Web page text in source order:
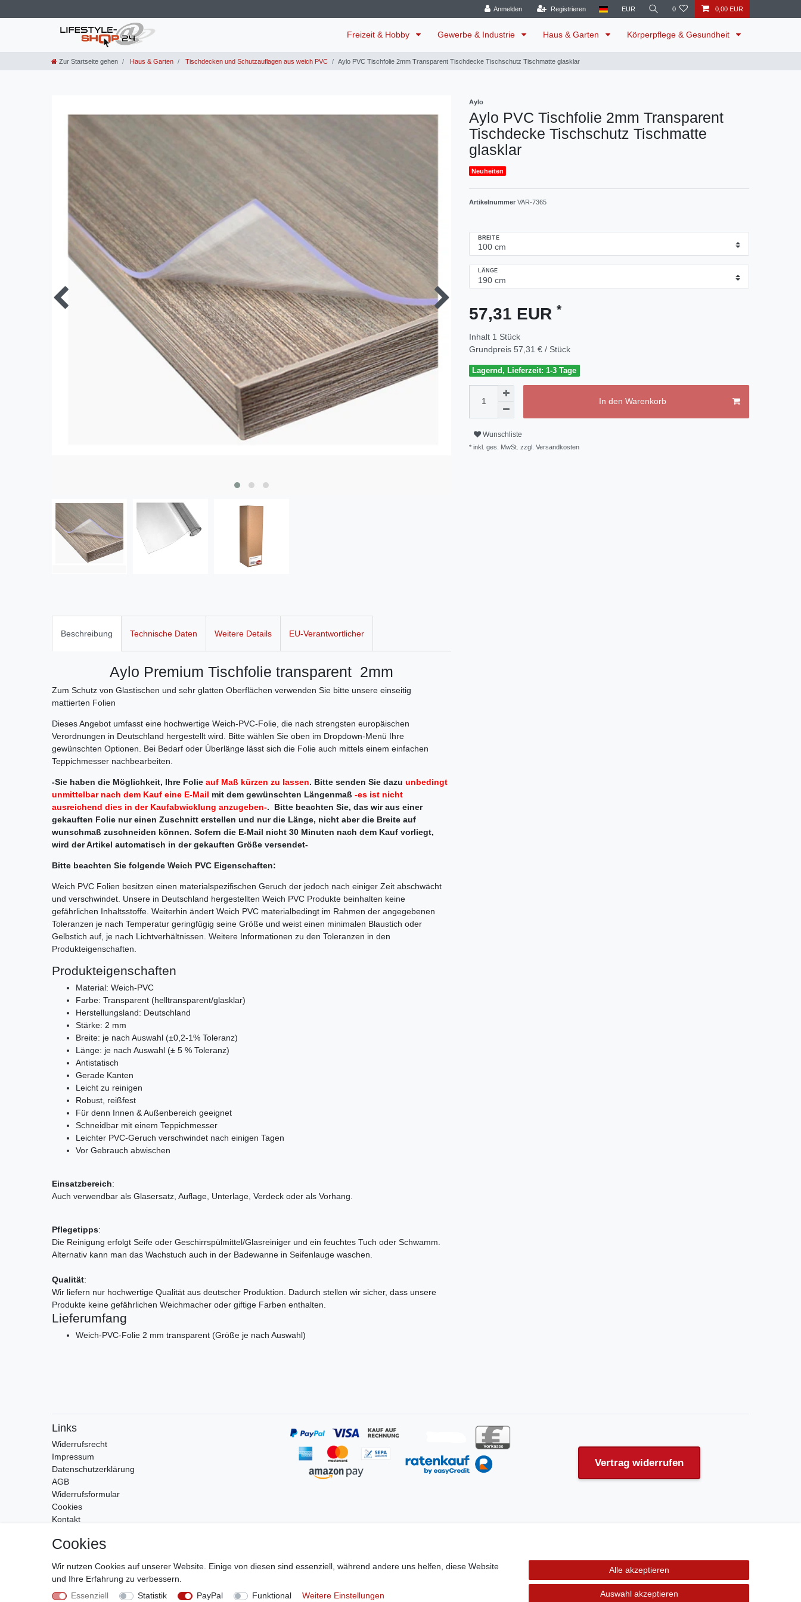
Anmelden Registrieren EUR 0 0,00 EUR
Freizeit & Hobby Gewerbe & Industrie Haus & Garten Körperpflege & Gesundheit
Zur Startseite gehen Haus & Garten Tischdecken und Schutzauflagen aus weich PVC Aylo PVC Tischfolie 2mm Transparent Tischdecke Tischschutz Tischmatte glasklar
Aylo
Aylo PVC Tischfolie 2mm Transparent
Tischdecke Tischschutz Tischmatte
glasklar
Neuheiten
Artikelnummer VAR-7365
BREITE
LÄNGE
57,31 EUR *
Inhalt 1 Stück
Grundpreis 57,31 € / Stück
Lagernd, Lieferzeit: 1-3 Tage
In den Warenkorb
Wunschliste
* inkl. ges. MwSt. zzgl. Versandkosten
Beschreibung Technische Daten Weitere Details EU-Verantwortlicher
Aylo Premium Tischfolie transparent 2mm
Zum Schutz von Glastischen und sehr glatten Oberflächen verwenden Sie bitte unsere einseitig
mattierten Folien
Dieses Angebot umfasst eine hochwertige Weich-PVC-Folie, die nach strengsten europäischen
Verordnungen in Deutschland hergestellt wird. Bitte wählen Sie oben im Dropdown-Menü Ihre
gewünschten Optionen. Bei Bedarf oder Überlänge lässt sich die Folie auch mittels einem einfachen
Teppichmesser nachbearbeiten.
-Sie haben die Möglichkeit, Ihre Folie auf Maß kürzen zu lassen. Bitte senden Sie dazu unbedingt
unmittelbar nach dem Kauf eine E-Mail mit dem gewünschten Längenmaß -es ist nicht
ausreichend dies in der Kaufabwicklung anzugeben-. Bitte beachten Sie, das wir aus einer
gekauften Folie nur einen Zuschnitt erstellen und nur die Länge, nicht aber die Breite auf
wunschmaß zuschneiden können. Sofern die E-Mail nicht 30 Minuten nach dem Kauf vorliegt,
wird der Artikel automatisch in der gekauften Größe versendet-
Bitte beachten Sie folgende Weich PVC Eigenschaften:
Weich PVC Folien besitzen einen materialspezifischen Geruch der jedoch nach einiger Zeit abschwächt
und verschwindet. Unsere in Deutschland hergestellten Weich PVC Produkte beinhalten keine
gefährlichen Inhaltsstoffe. Weiterhin ändert Weich PVC materialbedingt im Rahmen der angegebenen
Toleranzen je nach Temperatur geringfügig seine Größe und weist einen minimalen Blaustich oder
Gelbstich auf, je nach Lichtverhältnissen. Weitere Informationen zu den Toleranzen in den
Produkteigenschaften.
Produkteigenschaften
Material: Weich-PVC
Farbe: Transparent (helltransparent/glasklar)
Herstellungsland: Deutschland
Stärke: 2 mm
Breite: je nach Auswahl (±0,2-1% Toleranz)
Länge: je nach Auswahl (± 5 % Toleranz)
Antistatisch
Gerade Kanten
Leicht zu reinigen
Robust, reißfest
Für denn Innen & Außenbereich geeignet
Schneidbar mit einem Teppichmesser
Leichter PVC-Geruch verschwindet nach einigen Tagen
Vor Gebrauch abwischen
Einsatzbereich:
Auch verwendbar als Glasersatz, Auflage, Unterlage, Verdeck oder als Vorhang.
Pflegetipps:
Die Reinigung erfolgt Seife oder Geschirrspülmittel/Glasreiniger und ein feuchtes Tuch oder Schwamm.
Alternativ kann man das Wachstuch auch in der Badewanne in Seifenlauge waschen.
Qualität:
Wir liefern nur hochwertige Qualität aus deutscher Produktion. Dadurch stellen wir sicher, dass unsere
Produkte keine gefährlichen Weichmacher oder giftige Farben enthalten.
Lieferumfang
Weich-PVC-Folie 2 mm transparent (Größe je nach Auswahl)
Links
Widerrufs­recht
Impressum
Daten­schutz­erklärung
AGB
Widerrufsformular
Cookies
Kontakt
Vertrag widerrufen
Cookies
Wir nutzen Cookies auf unserer Website. Einige von diesen sind essenziell, während andere uns helfen, diese Website
und Ihre Erfahrung zu verbessern.
Essenziell
Statistik PayPal Funktional Weitere Einstellungen
Alle akzeptieren
Auswahl akzeptieren